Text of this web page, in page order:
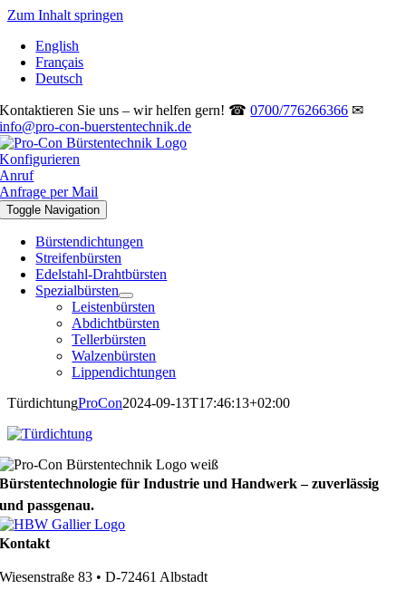
Zum Inhalt springen
English
Français
Deutsch
Kontaktieren Sie uns – wir helfen gern! ☎0700/776266366 ✉
info@pro-con-buerstentechnik.de
Konfigurieren
Anruf
Anfrage per Mail
Toggle Navigation
Bürstendichtungen
Streifenbürsten
Edelstahl-Drahtbürsten
Spezialbürsten
Leistenbürsten
Abdichtbürsten
Tellerbürsten
Walzenbürsten
Lippendichtungen
TürdichtungProCon2024-09-13T17:46:13+02:00
Bürstentechnologie für Industrie und Handwerk – zuverlässig
und passgenau.
Kontakt
Wiesenstraße 83 • D-72461 Albstadt